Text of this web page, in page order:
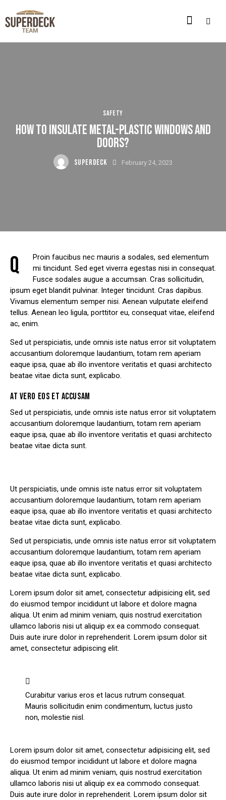
SAFETY
HOW TO INSULATE METAL-PLASTIC WINDOWS AND
DOORS?
SUPERDECK February 24, 2023
Q
Proin faucibus nec mauris a sodales, sed elementum
mi tincidunt. Sed eget viverra egestas nisi in consequat.
Fusce sodales augue a accumsan. Cras sollicitudin,
ipsum eget blandit pulvinar. Integer tincidunt. Cras dapibus.
Vivamus elementum semper nisi. Aenean vulputate eleifend
tellus. Aenean leo ligula, porttitor eu, consequat vitae, eleifend
ac, enim.
Sed ut perspiciatis, unde omnis iste natus error sit voluptatem
accusantium doloremque laudantium, totam rem aperiam
eaque ipsa, quae ab illo inventore veritatis et quasi architecto
beatae vitae dicta sunt, explicabo.
AT VERO EOS ET ACCUSAM
Sed ut perspiciatis, unde omnis iste natus error sit voluptatem
accusantium doloremque laudantium, totam rem aperiam
eaque ipsa, quae ab illo inventore veritatis et quasi architecto
beatae vitae dicta sunt.
Ut perspiciatis, unde omnis iste natus error sit voluptatem
accusantium doloremque laudantium, totam rem aperiam
eaque ipsa, quae ab illo inventore veritatis et quasi architecto
beatae vitae dicta sunt, explicabo.
Sed ut perspiciatis, unde omnis iste natus error sit voluptatem
accusantium doloremque laudantium, totam rem aperiam
eaque ipsa, quae ab illo inventore veritatis et quasi architecto
beatae vitae dicta sunt, explicabo.
Lorem ipsum dolor sit amet, consectetur adipisicing elit, sed
do eiusmod tempor incididunt ut labore et dolore magna
aliqua. Ut enim ad minim veniam, quis nostrud exercitation
ullamco laboris nisi ut aliquip ex ea commodo consequat.
Duis aute irure dolor in reprehenderit. Lorem ipsum dolor sit
amet, consectetur adipiscing elit.
Curabitur varius eros et lacus rutrum consequat.
Mauris sollicitudin enim condimentum, luctus justo
non, molestie nisl.
Lorem ipsum dolor sit amet, consectetur adipisicing elit, sed
do eiusmod tempor incididunt ut labore et dolore magna
aliqua. Ut enim ad minim veniam, quis nostrud exercitation
ullamco laboris nisi ut aliquip ex ea commodo consequat.
Duis aute irure dolor in reprehenderit. Lorem ipsum dolor sit